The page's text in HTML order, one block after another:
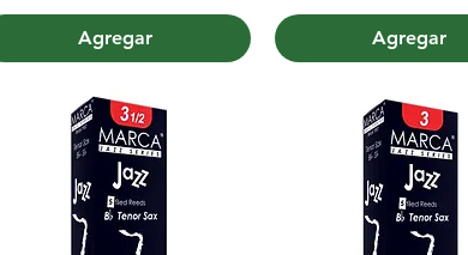
Agregar Agregar